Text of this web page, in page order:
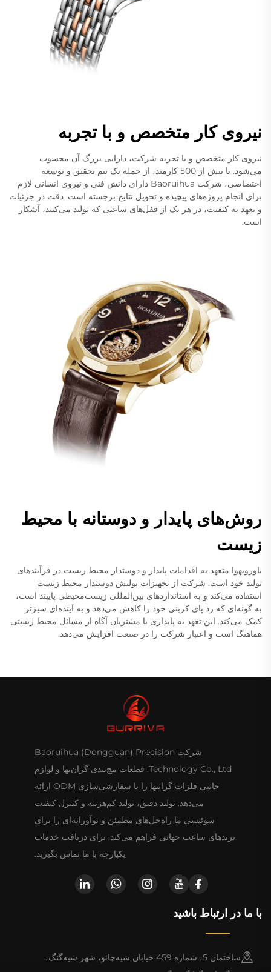
نیروی کار متخصص و با تجربه
نیروی کار متخصص و با تجربه شرکت، دارایی بزرگ آن محسوب
می‌شود. با بیش از 500 کارمند، از جمله یک تیم تحقیق و توسعه
اختصاصی، شرکت Baoruihua دارای دانش فنی و نیروی انسانی لازم
برای انجام پروژه‌های پیچیده و تحویل نتایج برجسته است. دقت در جزئیات
و تعهد به کیفیت، در هر یک از قفل‌های ساعتی که تولید می‌کنند، آشکار
است.
روش‌های پایدار و دوستانه با محیط
زیست
باورویهوا متعهد به اقدامات پایدار و دوستدار محیط زیست در فرآیندهای
تولید خود است. شرکت از تجهیزات پولیش دوستدار محیط زیست
استفاده می‌کند و به استانداردهای بین‌المللی زیست‌محیطی پایبند است،
به گونه‌ای که رد پای کربنی خود را کاهش می‌دهد و به آینده‌ای سبزتر
کمک می‌کند. این تعهد به پایداری با مشتریان آگاه از مسائل محیط زیستی
هماهنگ است و اعتبار شرکت را در صنعت افزایش می‌دهد.
شرکت Baoruihua (Dongguan) Precision
Technology Co., Ltd. قطعات مچ‌بندی گران‌بها و لوازم
جانبی فلزات گرانبها را با سفارشی‌سازی ODM ارائه
می‌دهد. تولید دقیق، تولید کم‌هزینه و کنترل کیفیت
سوئیسی ما راه‌حل‌های مطمئن و نوآورانه‌ای را برای
برندهای ساعت جهانی فراهم می‌کند. برای دریافت خدمات
یکپارچه با ما تماس بگیرید.
با ما در ارتباط باشید
ساختمان 5، شماره 459 خیابان شیه‌چائو، شهر شیه‌گنگ،